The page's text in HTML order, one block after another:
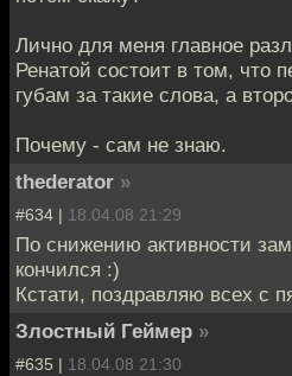
Лично для меня главное
Ренатой состоит в том, что
губам за такие слова, а
Почему - сам не знаю.
thederator »
#634 | 18.04.08 21:29
По снижению активности
кончился :)
Кстати, поздравляю всех с
Злостный Геймер »
#635 | 18.04.08 21:30